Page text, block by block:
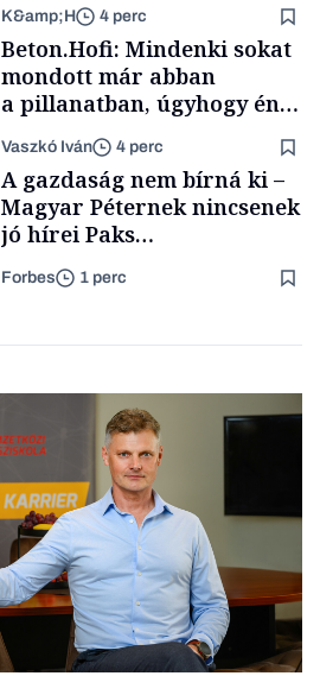
K&amp;H 4 perc
Beton.Hofi: Mindenki sokat
mondott már abban
a pillanatban, úgyhogy én
a legsarkosabb
gondolataimat akartam
kimondani
Vaszkó Iván 4 perc
A gazdaság nem bírná ki –
Magyar Péternek nincsenek
jó hírei Paks
újraindításáról
Forbes 1 perc